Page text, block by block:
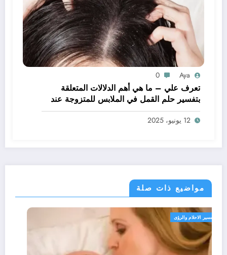
Aya
0
تعرف علي – ما هي أهم الدلالات المتعلقة
بتفسير حلم القمل في الملابس للمتزوجة عند
ابن سيرين؟ – بالتفصيل
12 يونيو، 2025
مواضيع ذات صلة
تفسير الاحلام والرؤى